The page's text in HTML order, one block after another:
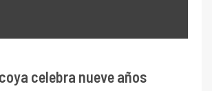
celebra nueve años